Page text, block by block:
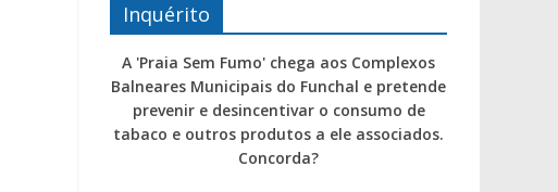
Inquérito
A 'Praia Sem Fumo' chega aos Complexos
Balneares Municipais do Funchal e pretende
prevenir e desincentivar o consumo de
tabaco e outros produtos a ele associados.
Concorda?